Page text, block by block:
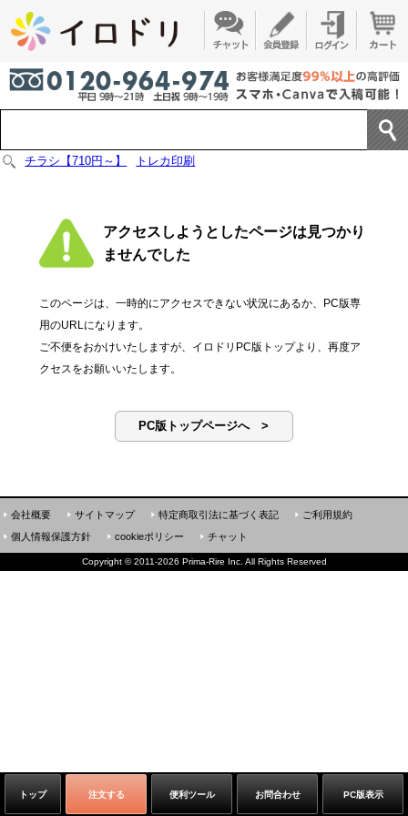
チラシ【710円～】 トレカ印刷
アクセスしようとしたページは見つかり
ませんでした
このページは、一時的にアクセスできない状況にあるか、PC版専
用のURLになります。
ご不便をおかけいたしますが、イロドリPC版トップより、再度ア
クセスをお願いいたします。
PC版トップページへ >
トップ 注文する 便利ツール お問合わせ PC版表示
会社概要 サイトマップ 特定商取引法に基づく表記
ご利用規約
個人情報保護方針
cookieポリシー チャット
Copyright ©2011-2026 Prima-Rire Inc. All Rights Reserved